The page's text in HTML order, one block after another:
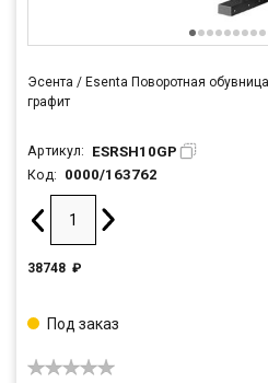
Эсента / Esenta Поворотная
графит
Артикул: ESRSH10GP
Код: 0000/163762
38748 ₽
Под заказ